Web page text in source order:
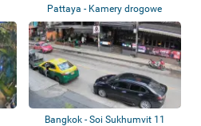
Pattaya - Kamery drogowe
Bangkok - Soi Sukhumvit 11